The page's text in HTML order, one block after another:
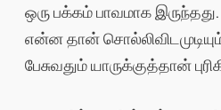
ஒரு பக்கம் பாவமாக
என்ன தான்
பேசுவதும் யாருக்குத்தான்